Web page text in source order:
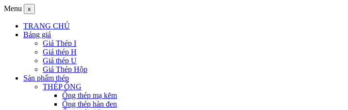
Menu x
TRANG CHỦ
Bảng giá
Giá Thép I
Giá thép H
Giá thép U
Giá Thép Hộp
Sản phẩm thép
THÉP ỐNG
Ống thép mạ kẽm
Ống thép hàn đen